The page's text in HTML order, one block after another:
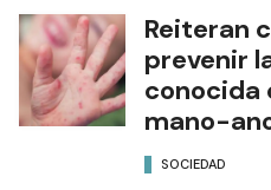
Reiteran
prevenir
conocida
mano-
SOCIEDAD